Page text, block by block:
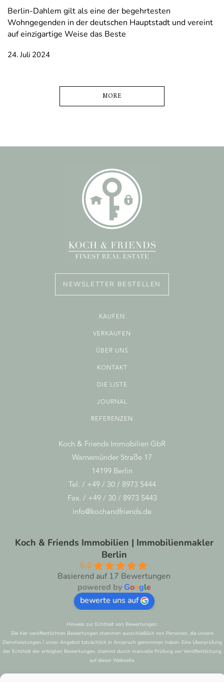
24. Juli 2024
Berlin-Dahlem gilt als eine der begehrtesten
Wohngegenden in der deutschen Hauptstadt und vereint
auf einzigartige Weise das Beste
MORE
NEWSLETTER BESTELLEN
KAUFEN
VERKAUFEN
ÜBER UNS
KONTAKT
DIE LISTE
JOURNAL
REFERENZEN
Koch & Friends Immobilien GbR
Warnemünder Straße 17
14199 Berlin
Tel. / +49 / 30 / 8973 5444
Fax. / +49 / 30 / 8973 5443
info@kochandfriends.de
Koch & Friends Immobilien | Immobilienmakler
Berlin
5.0
Basierend auf 17 Bewertungen
powered by Google
bewerte uns auf
Hinweis zur Echtheit von Bewertungen:
Die hier veröffentlichten Bewertungen stammen ausschließlich von Personen, die unsere
Dienstleistungen / unser Angebot tatsächlich in Anspruch genommen haben. Eine Überprüfung
der Echtheit der erfolgten Bewertungen, stammt durch manuelle Prüfung vor Veröffentlichung
auf dieser Webseite.